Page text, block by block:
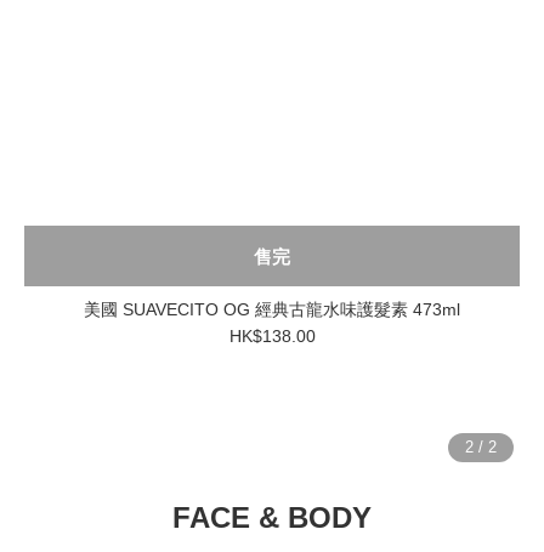
售完
美國 SUAVECITO OG 經典古龍水味護髮素 473ml
HK$138.00
FACE & BODY